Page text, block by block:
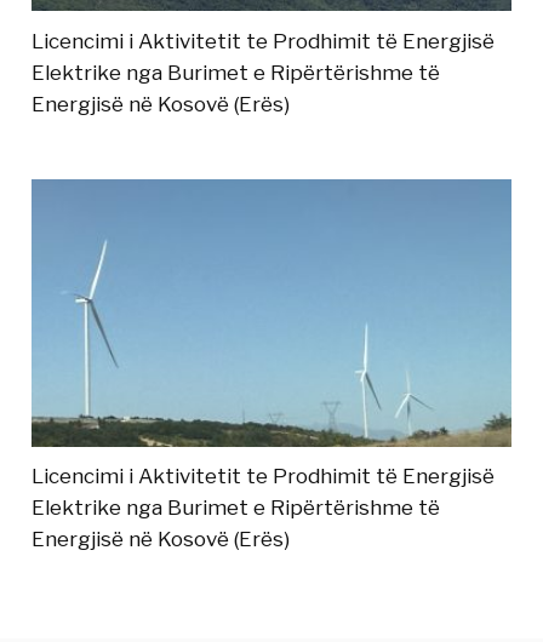
Licencimi i Aktivitetit te Prodhimit të Energjisë
Elektrike nga Burimet e Ripërtërishme të
Energjisë në Kosovë (Erës)
Licencimi i Aktivitetit te Prodhimit të Energjisë
Elektrike nga Burimet e Ripërtërishme të
Energjisë në Kosovë (Erës)